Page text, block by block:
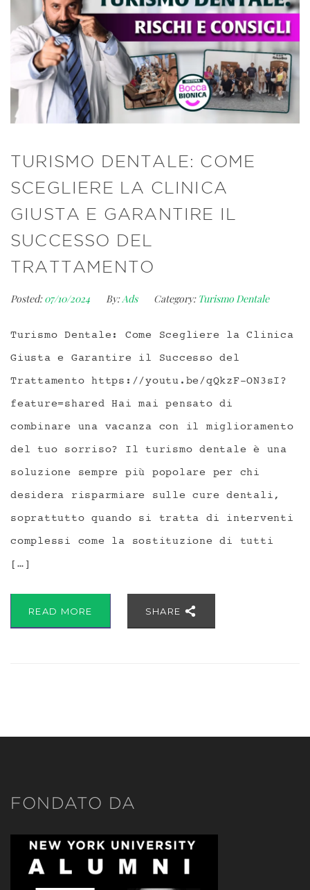
TURISMO DENTALE: COME
SCEGLIERE LA CLINICA
GIUSTA E GARANTIRE IL
SUCCESSO DEL
TRATTAMENTO
Posted: 07/10/2024 By:Ads Category: Turismo Dentale
Turismo Dentale: Come Scegliere la Clinica
Giusta e Garantire il Successo del
Trattamento https://youtu.be/qQkzF-ON3sI?
feature=shared Hai mai pensato di
combinare una vacanza con il miglioramento
del tuo sorriso? Il turismo dentale è una
soluzione sempre più popolare per chi
desidera risparmiare sulle cure dentali,
soprattutto quando si tratta di interventi
complessi come la sostituzione di tutti
[…]
READ MORE SHARE
FONDATO DA